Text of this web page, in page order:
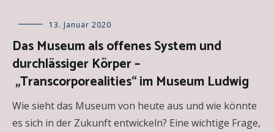
Allgemein ,
über
Kunstwerke ,
Essays ,
Kunstausstellungen ,
13. Januar 2020
Das Museum als offenes System und
durchlässiger Körper –
„Transcorporealities“ im Museum Ludwig
Wie sieht das Museum von heute aus und wie könnte
es sich in der Zukunft entwickeln? Eine wichtige Frage,